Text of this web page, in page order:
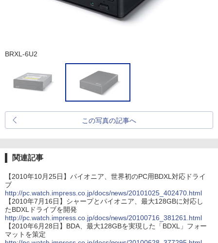
BRXL-6U2
この写真の記事へ
関連記事
【2010年10月25日】パイオニア、世界初のPC用BDXL対応ドライ
ブ
http://pc.watch.impress.co.jp/docs/news/20101025_402470.html
【2010年7月16日】シャープとパイオニア、最大128GBに対応し
たBDXLドライブを開発
http://pc.watch.impress.co.jp/docs/news/20100716_381261.html
【2010年6月28日】BDA、最大128GBを実現した「BDXL」フォー
マットを策定